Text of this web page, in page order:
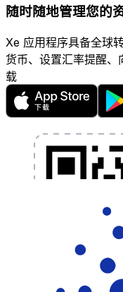
随时随地管理您的
Xe 应用程序具备全球
货币、设置汇率提醒、
载